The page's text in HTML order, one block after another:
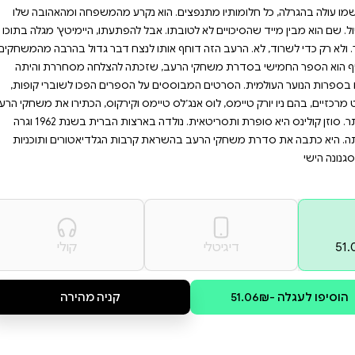
דרמה, מתח
עולמית. הצטרפו
הרעב, ותושבי המחוזות
ומספר המתחרים גדל פי
בביתו שבמחוז 12, היימיטץ׳ אברנתי רק רוצה לבלות עם החברה
היימיטץ׳ מגלה בתוכו
דבר גדול בהרבה מהמשחקים
להצלחה מסחררת והיתה
הפכו לשוברי קופות,
וקירקוס, הכתירו את משחקי הרעב